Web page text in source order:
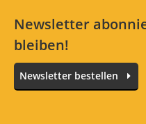
Newsletter
bleiben!
Newsletter bestellen